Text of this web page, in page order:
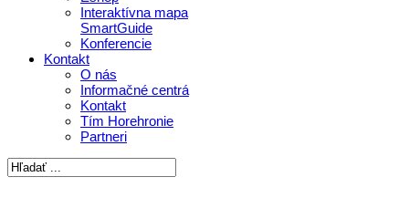
Interaktívna mapa
SmartGuide
Konferencie
Kontakt
O nás
Informačné centrá
Kontakt
Tím Horehronie
Partneri